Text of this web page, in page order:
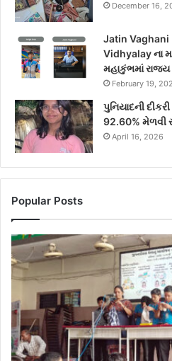
December 16,
Jatin
Vidhyalay ના
મહાકુંભમાં
February 19,
પુનિયાદની
92.60% મેળવી
April 16, 2026
Popular Posts